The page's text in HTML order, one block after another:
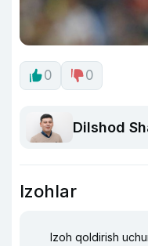
0 0
Dilshod
Izohlar
Izoh qoldirish